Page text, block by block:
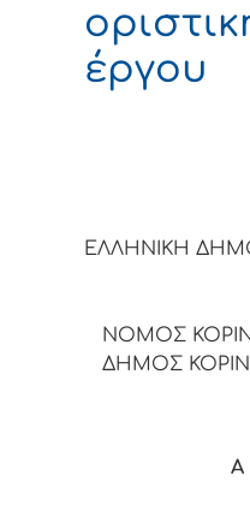
έργου
ΝΟΜΟΣ
ΔΗΜΟΣ